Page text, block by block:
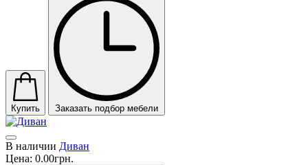
Купить Заказать подбор мебели
В наличии Диван
Цена: 0.00грн.